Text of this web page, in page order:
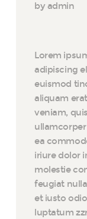
by admin
Lorem
adipiscing
euismod
aliquam
veniam,
ea
iriure dolor
molestie
feugiat
et iusto
luptatum